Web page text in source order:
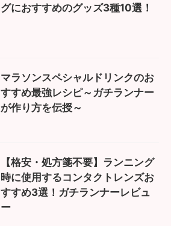
グにおすすめのグッズ3種10選！
マラソンスペシャルドリンクのお
すすめ最強レシピ～ガチランナー
が作り方を伝授～
【格安・処方箋不要】ランニング
時に使用するコンタクトレンズお
すすめ3選！ガチランナーレビュ
ー